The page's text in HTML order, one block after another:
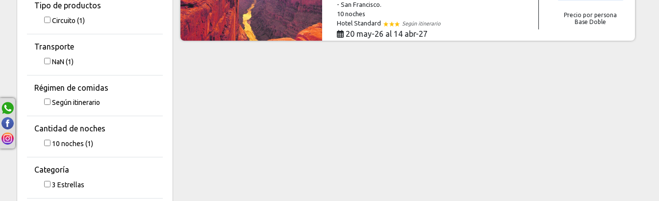
Tipo de productos
Circuito (1)
Transporte
NaN (1)
Régimen de comidas
Según itinerario
Cantidad de noches
10 noches (1)
Categoría
3 Estrellas
- San Francisco.
10 noches
Hotel Standard
Según itinerario
20 may-26 al 14 abr-27
Precio por persona
Base Doble